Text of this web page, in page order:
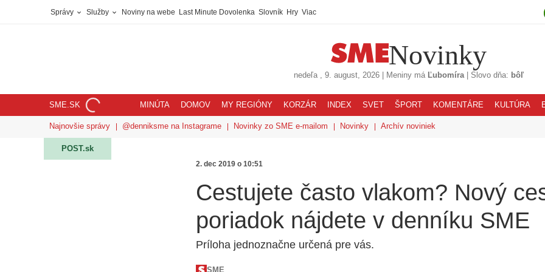
Správy Služby Noviny na webe Last Minute Dovolenka Slovník Hry Viac
Novinky
nedeľa , 9. august, 2026 Meniny má Ľubomíra| Slovo dňa: bôľ
SME.SK MINÚTA DOMOV MY REGIÓNY KORZÁR INDEX SVET ŠPORT KOMENTÁRE KULTÚRA
Najnovšie správy @denniksme na Instagrame Novinky zo SME e-mailom Novinky Archív noviniek
POST.sk
2. dec 2019 o 10:51
Cestujete často vlakom? Nový
poriadok nájdete v denníku SME
Príloha jednoznačne určená pre vás.
SME